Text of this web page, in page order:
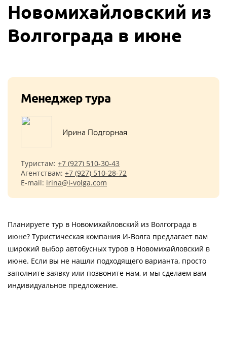
Новомихайловский из
Волгограда в июне
Менеджер тура
Ирина Подгорная
Туристам: +7 (927) 510-30-43
Агентствам: +7 (927) 510-28-72
E-mail: irina@i-volga.com
Планируете тур в Новомихайловский из Волгограда в
июне? Туристическая компания И-Волга предлагает вам
широкий выбор автобусных туров в Новомихайловский в
июне. Если вы не нашли подходящего варианта, просто
заполните заявку или позвоните нам, и мы сделаем вам
индивидуальное предложение.